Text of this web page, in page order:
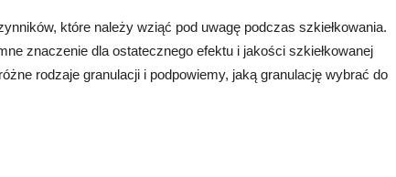
które należy wziąć pod uwagę podczas szkiełkowania.
znaczenie dla ostatecznego efektu i jakości szkiełkowanej
rodzaje granulacji i podpowiemy, jaką granulację wybrać do